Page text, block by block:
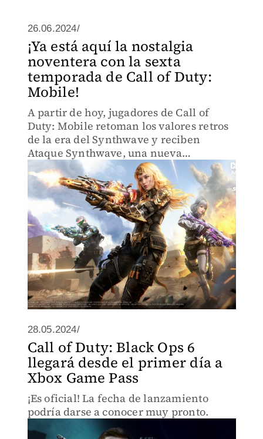
26.06.2024/
¡Ya está aquí la nostalgia
noventera con la sexta
temporada de Call of Duty:
Mobile!
A partir de hoy, jugadores de Call of
Duty: Mobile retoman los valores retros
de la era del Synthwave y reciben
Ataque Synthwave, una nueva
temporada del juego móvil con
numerosas sorpresas
28.05.2024/
Call of Duty: Black Ops 6
llegará desde el primer día a
Xbox Game Pass
¡Es oficial! La fecha de lanzamiento
podría darse a conocer muy pronto.